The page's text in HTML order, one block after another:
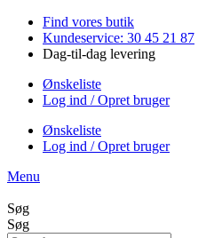
Videre
indhold
Find vores butik
Kundeservice: 30 45 21 87
Dag-til-dag levering
Ønskeliste
Log ind / Opret bruger
Ønskeliste
Log ind / Opret bruger
Menu
Søg
Søg